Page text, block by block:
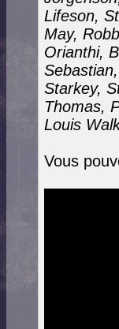
Lifeson,
May,
Orianthi,
Starkey,
Thomas,
Louis
Vous